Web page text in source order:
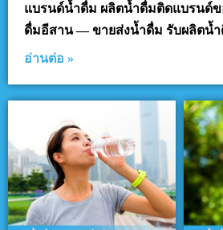
แบรนด์น้ำดื่ม ผลิตน้ำดื่มติดแบรนด์
ดื่มอีสาน — ขายส่งน้ำดื่ม รับผลิตน้ำ
อ่านต่อ »